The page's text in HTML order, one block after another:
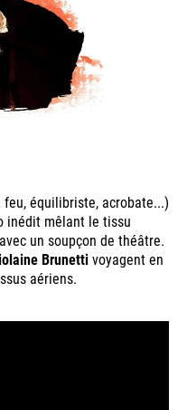
équilibriste, acrobate...)
inédit mêlant le tissu
un soupçon de théâtre.
Brunettivoyagent en
aériens.